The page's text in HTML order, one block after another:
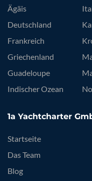
Ägäis
Deutschland
Frankreich
Griechenland
Guadeloupe
Indischer Ozean
1a Yachtcharter
Startseite
Das Team
Blog